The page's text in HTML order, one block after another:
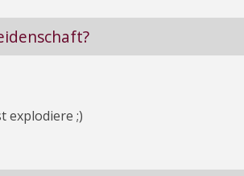
explodiere ;)